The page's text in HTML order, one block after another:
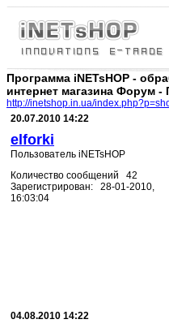
Программа iNETsHOP -
интернет магазина Форум
http://inetshop.in.ua/
20.07.2010 14:22
elforki
Пользователь iNETsHOP
Количество сообщений 42
Зарегистрирован: 28-01-2010,
16:03:04
04.08.2010 14:22